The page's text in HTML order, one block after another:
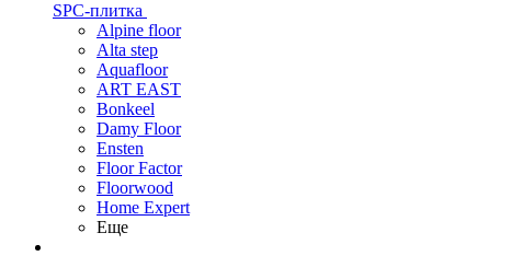
SPC-плитка
Alpine floor
Alta step
Aquafloor
ART EAST
Bonkeel
Damy Floor
Ensten
Floor Factor
Floorwood
Home Expert
Еще